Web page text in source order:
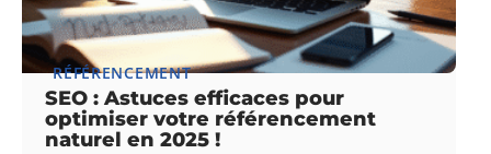
RÉFÉRENCEMENT
SEO : Astuces efficaces pour
optimiser votre référencement
naturel en 2025 !